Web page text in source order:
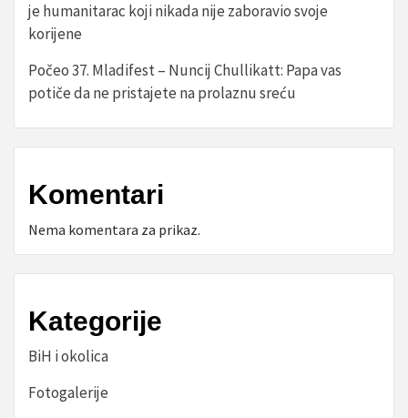
je humanitarac koji nikada nije zaboravio svoje
korijene
Počeo 37. Mladifest – Nuncij Chullikatt: Papa vas
potiče da ne pristajete na prolaznu sreću
Komentari
Nema komentara za prikaz.
Kategorije
BiH i okolica
Fotogalerije